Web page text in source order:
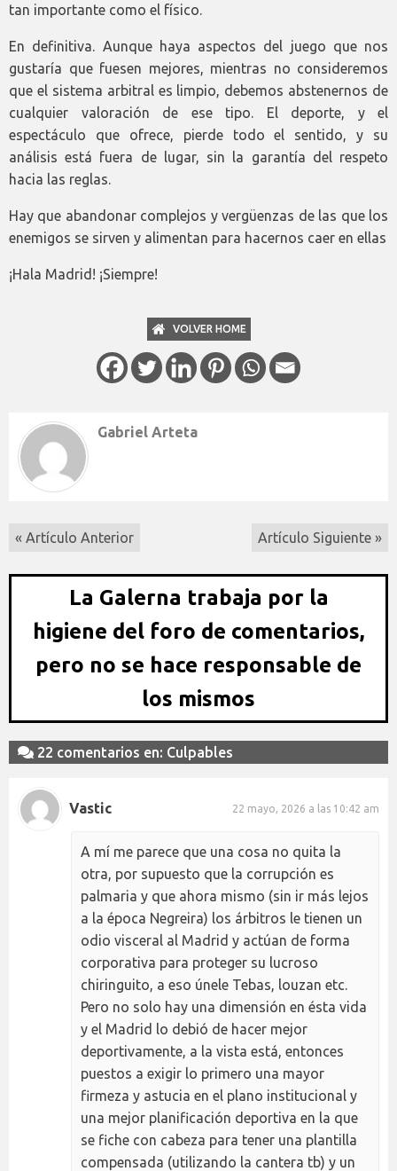
tan importante como el físico.
En definitiva. Aunque haya aspectos del juego que nos
gustaría que fuesen mejores, mientras no consideremos
que el sistema arbitral es limpio, debemos abstenernos de
cualquier valoración de ese tipo. El deporte, y el
espectáculo que ofrece, pierde todo el sentido, y su
análisis está fuera de lugar, sin la garantía del respeto
hacia las reglas.
Hay que abandonar complejos y vergüenzas de las que los
enemigos se sirven y alimentan para hacernos caer en ellas
¡Hala Madrid! ¡Siempre!
VOLVER HOME
Gabriel Arteta
« Artículo Anterior Artículo Siguiente »
La Galerna trabaja por la
higiene del foro de comentarios,
pero no se hace responsable de
los mismos
22 comentarios en: Culpables
Vastic 22 mayo, 2026 a las 10:42 am
A mí me parece que una cosa no quita la
otra, por supuesto que la corrupción es
palmaria y que ahora mismo (sin ir más lejos
a la época Negreira) los árbitros le tienen un
odio visceral al Madrid y actúan de forma
corporativa para proteger su lucroso
chiringuito, a eso únele Tebas, louzan etc.
Pero no solo hay una dimensión en ésta vida
y el Madrid lo debió de hacer mejor
deportivamente, a la vista está, entonces
puestos a exigir lo primero una mayor
firmeza y astucia en el plano institucional y
una mejor planificación deportiva en la que
se fiche con cabeza para tener una plantilla
compensada (utilizando la cantera tb) y un